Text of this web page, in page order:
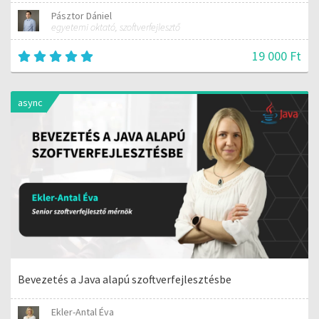
Pásztor Dániel
egyetemi oktató, szoftverfejlesztő
19 000 Ft
async
Bevezetés a Java alapú szoftverfejlesztésbe
Ekler-Antal Éva